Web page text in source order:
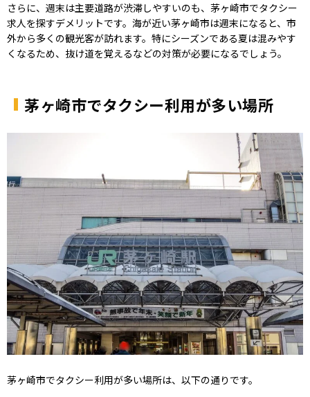
さらに、週末は主要道路が渋滞しやすいのも、茅ヶ崎市でタクシー
求人を探すデメリットです。海が近い茅ヶ崎市は週末になると、市
外から多くの観光客が訪れます。特にシーズンである夏は混みやす
くなるため、抜け道を覚えるなどの対策が必要になるでしょう。
茅ヶ崎市でタクシー利用が多い場所
茅ヶ崎市でタクシー利用が多い場所は、以下の通りです。